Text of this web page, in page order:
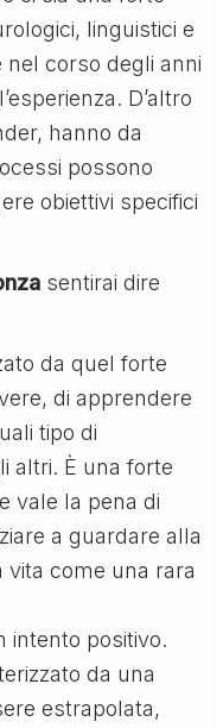
linguistici e
corso degli anni
D’altro
hanno da
possono
obiettivi specifici
sentirai dire
da quel forte
di apprendere
tipo di
altri. È una forte
vale la pena di
a guardare alla
vita come una rara
intento positivo.
da una
estrapolata,